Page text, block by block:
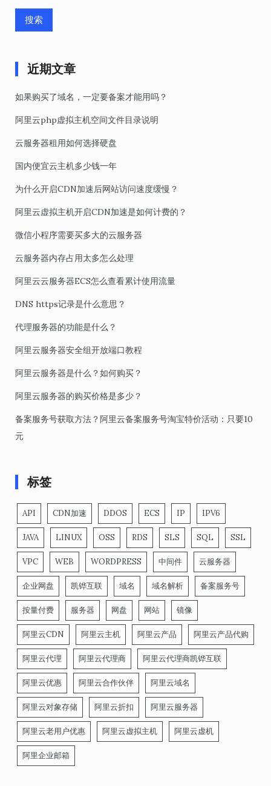
近期文章
如果购买了域名，一定要备案才能用吗？
阿里云php虚拟主机空间文件目录说明
云服务器租用如何选择硬盘
国内便宜云主机多少钱一年
为什么开启CDN加速后网站访问速度缓慢？
阿里云虚拟主机开启CDN加速是如何计费的？
微信小程序需要买多大的云服务器
云服务器内存占用太多怎么处理
阿里云云服务器ECS怎么查看累计使用流量
DNS https记录是什么意思？
代理服务器的功能是什么？
阿里云服务器安全组开放端口教程
阿里云服务器是什么？如何购买？
阿里云服务器的购买价格是多少？
备案服务号获取方法？阿里云备案服务号淘宝特价活动：只要10
元
标签
API CDN加速 DDOS ECS IP IPV6
JAVA LINUX OSS RDS SLS SQL SSL
VPC WEB WORDPRESS 中间件 云服务器
企业网盘 凯铧互联 域名 域名解析 备案服务号
按量付费 服务器 网盘 网站 镜像
阿里云CDN 阿里云主机 阿里云产品 阿里云产品代购
阿里云代理 阿里云代理商 阿里云代理商凯铧互联
阿里云优惠 阿里云合作伙伴 阿里云域名
阿里云对象存储 阿里云折扣 阿里云服务器
阿里云老用户优惠 阿里云虚拟主机 阿里云虚机
阿里企业邮箱